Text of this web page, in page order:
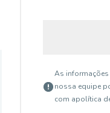
As
nossa equipe
com apolítica